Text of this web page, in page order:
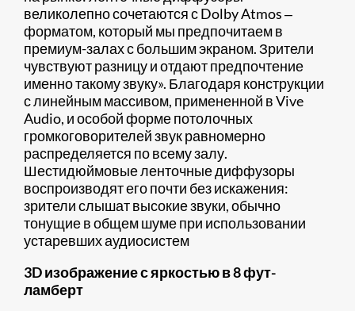
великолепно сочетаются с Dolby Atmos ‒
форматом, который мы предпочитаем в
премиум-залах с большим экраном. Зрители
чувствуют разницу и отдают предпочтение
именно такому звуку». Благодаря конструкции
с линейным массивом, примененной в Vive
Audio, и особой форме потолочных
громкоговорителей звук равномерно
распределяется по всему залу.
Шестидюймовые ленточные диффузоры
воспроизводят его почти без искажения:
зрители слышат высокие звуки, обычно
тонущие в общем шуме при использовании
устаревших аудиосистем
3D изображение с яркостью в 8 фут-
ламберт